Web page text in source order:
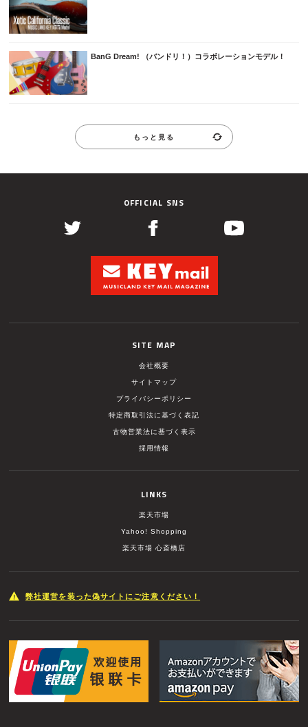
BanG Dream! （バンドリ！）コラボレーションモデル！
もっと見る
OFFICIAL SNS
SITE MAP
会社概要
サイトマップ
プライバシーポリシー
特定商取引法に基づく表記
古物営業法に基づく表示
採用情報
LINKS
楽天市場
Yahoo! Shopping
楽天市場 心斎橋店
弊社運営を装った偽サイトにご注意ください！